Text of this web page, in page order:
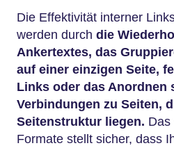
Die Effektivität interner
werden durch die
Ankertextes, das
auf einer einzigen Seite,
Links oder das Anordnen
Verbindungen zu Seiten,
Seitenstruktur liegen. Das
Formate stellt sicher, dass